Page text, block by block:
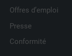
Offres d’emploi
Presse
Conformité
EXPIRATION